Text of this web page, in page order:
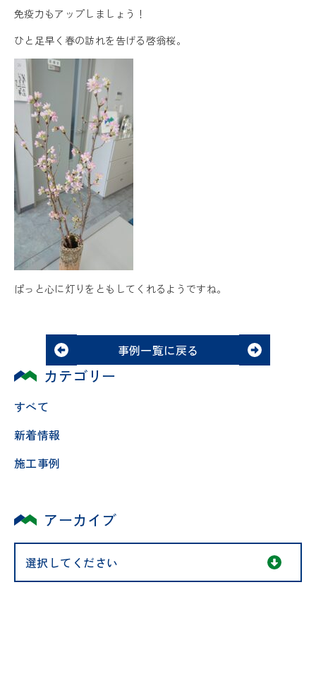
免疫力もアップしましょう！
ひと足早く春の訪れを告げる啓翁桜。
ぱっと心に灯りをともしてくれるようですね。
事例一覧に戻る
カテゴリー
すべて
新着情報
施工事例
アーカイブ